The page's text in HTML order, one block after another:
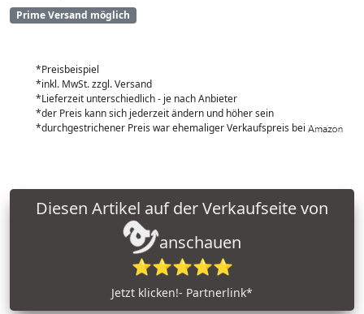
Prime Versand möglich
*Preisbeispiel
*inkl. MwSt. zzgl. Versand
*Lieferzeit unterschiedlich - je nach Anbieter
*der Preis kann sich jederzeit ändern und höher sein
*durchgestrichener Preis war ehemaliger Verkaufspreis bei
anschauen
⭐⭐⭐⭐⭐
Jetzt klicken!- Partnerlink*